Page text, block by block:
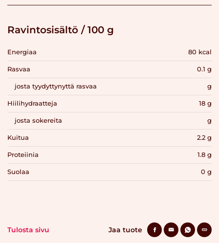
Ravintosisältö / 100 g
Energiaa 80 kcal
Rasvaa 0.1 g
josta tyydyttynyttä rasvaa g
Hiilihydraatteja 18 g
josta sokereita g
Kuitua 2.2 g
Proteiinia 1.8 g
Suolaa 0 g
Tulosta sivu Jaa tuote